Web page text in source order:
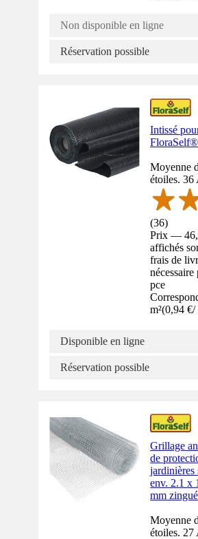
Non disponible en ligne
Réservation possible
Intissé
Moyenne
étoiles. 36
(36)
Prix —
affichés
frais de
nécessaire
pce
m²(0,94 €/
Disponible en ligne
Réservation possible
Grillage
de
jardinières
env. 2.1 x
mm
Moyenne
étoiles. 27